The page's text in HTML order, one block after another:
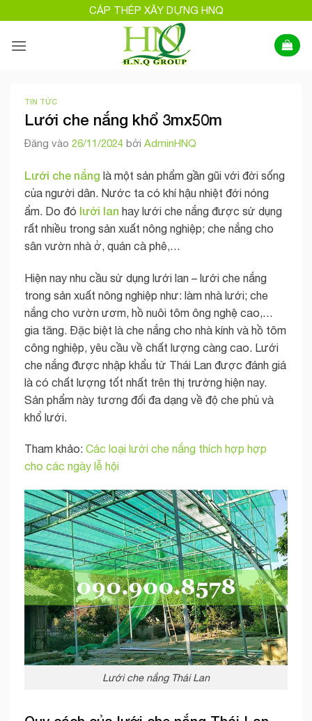
qua
nội
CÁP THÉP XÂY DỰNG HNQ
TIN TỨC
Lưới che nắng khổ 3mx50m
Đăng vào 26/11/2024 bởi AdminHNQ
Lưới che nắng là một sản phẩm gần gũi với đời sống
của người dân. Nước ta có khí hậu nhiệt đới nóng
ẩm. Do đó lưới lan hay lưới che nắng được sử dụng
rất nhiều trong sản xuất nông nghiệp; che nắng cho
sân vườn nhà ở, quán cà phê,…
Hiện nay nhu cầu sử dụng lưới lan – lưới che nắng
trong sản xuất nông nghiệp như: làm nhà lưới; che
nắng cho vườn ươm, hồ nuôi tôm ông nghệ cao,…
gia tăng. Đặc biệt là che nắng cho nhà kính và hồ tôm
công nghiệp, yêu cầu về chất lượng càng cao. Lưới
che nắng được nhập khẩu từ Thái Lan được đánh giá
là có chất lượng tốt nhất trên thị trường hiện nay.
Sản phẩm này tương đối đa dạng về độ che phủ và
khổ lưới.
Tham khảo: Các loại lưới che nắng thích hợp hợp
cho các ngày lễ hội
Lưới che nắng Thái Lan